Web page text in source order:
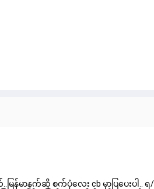
နက်ဆို စက်ပုံလေး cb မှာပြပေးပါ.. ရ/မ